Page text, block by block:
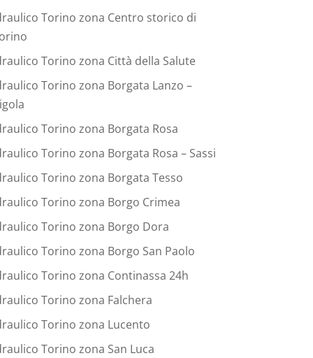
Torino zona Centro storico di
Torino zona Città della Salute
Torino zona Borgata Lanzo –
Torino zona Borgata Rosa
Torino zona Borgata Rosa – Sassi
Torino zona Borgata Tesso
Torino zona Borgo Crimea
Torino zona Borgo Dora
Torino zona Borgo San Paolo
Torino zona Continassa 24h
Torino zona Falchera
Torino zona Lucento
Torino zona San Luca